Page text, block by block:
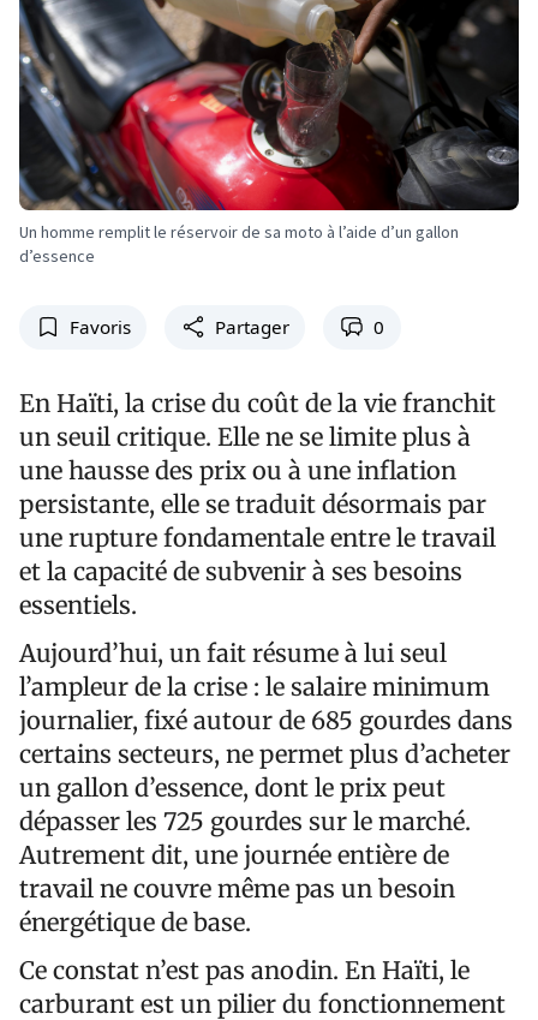
Un homme remplit le réservoir de sa moto à l’aide d’un gallon
d’essence
Favoris Partager 0
En Haïti, la crise du coût de la vie franchit
un seuil critique. Elle ne se limite plus à
une hausse des prix ou à une inflation
persistante, elle se traduit désormais par
une rupture fondamentale entre le travail
et la capacité de subvenir à ses besoins
essentiels.
Aujourd’hui, un fait résume à lui seul
l’ampleur de la crise : le salaire minimum
journalier, fixé autour de 685 gourdes dans
certains secteurs, ne permet plus d’acheter
un gallon d’essence, dont le prix peut
dépasser les 725 gourdes sur le marché.
Autrement dit, une journée entière de
travail ne couvre même pas un besoin
énergétique de base.
Ce constat n’est pas anodin. En Haïti, le
carburant est un pilier du fonctionnement